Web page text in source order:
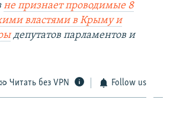
не признает проводимые 8
властями в Крыму и
депутатов парламентов и
Читать без VPN Follow us